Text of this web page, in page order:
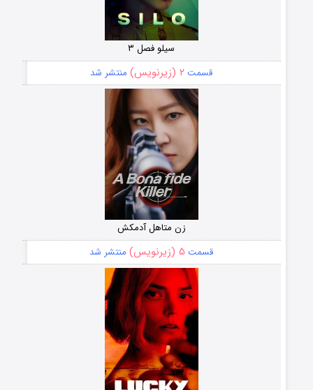
سیلو فصل ۳
قسمت ۲ (زیرنویس) منتشر شد
زن متاهل آدمکش
قسمت ۵ (زیرنویس) منتشر شد